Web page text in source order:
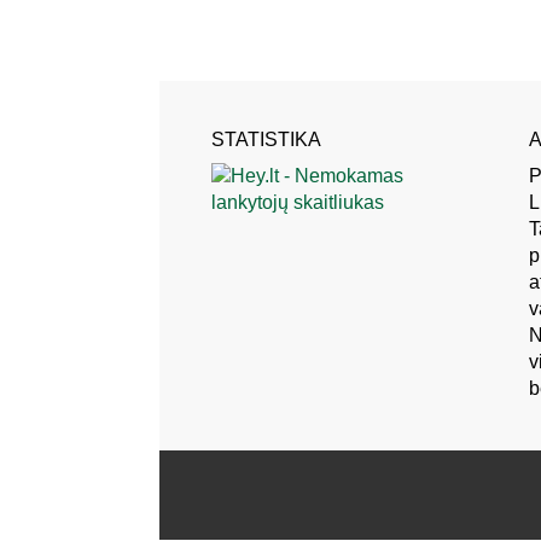
STATISTIKA